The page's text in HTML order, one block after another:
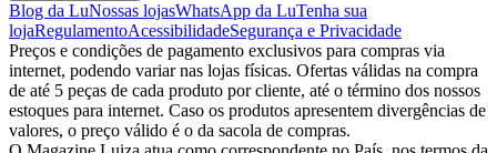
Blog da LuNossas lojasWhatsApp da LuTenha sua
lojaRegulamentoAcessibilidadeSegurança e Privacidade
Preços e condições de pagamento exclusivos para compras via
internet, podendo variar nas lojas físicas. Ofertas válidas na compra
de até 5 peças de cada produto por cliente, até o término dos nossos
estoques para internet. Caso os produtos apresentem divergências de
valores, o preço válido é o da sacola de compras.